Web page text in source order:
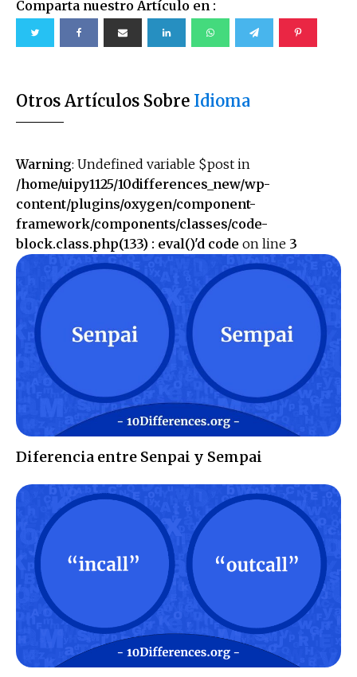
Comparta nuestro Artículo en :
Otros Artículos Sobre Idioma
Warning: Undefined variable $post in
/home/uipy1125/10differences_new/wp-
content/plugins/oxygen/component-
framework/components/classes/code-
block.class.php(133) : eval()'d code on line 3
Diferencia entre Senpai y Sempai